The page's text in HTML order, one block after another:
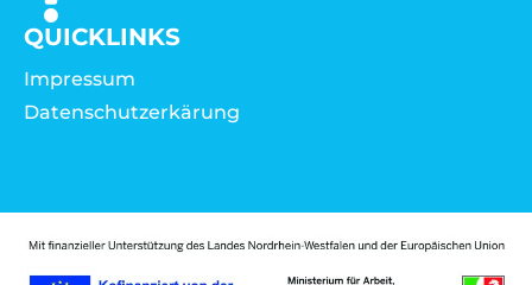
QUICKLINKS
Impressum
Datenschutzerkärung